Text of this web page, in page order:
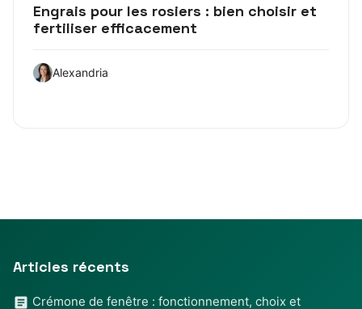
Engrais pour les rosiers : bien choisir et
fertiliser efficacement
Alexandria
Articles récents
Crémone de fenêtre : fonctionnement, choix et